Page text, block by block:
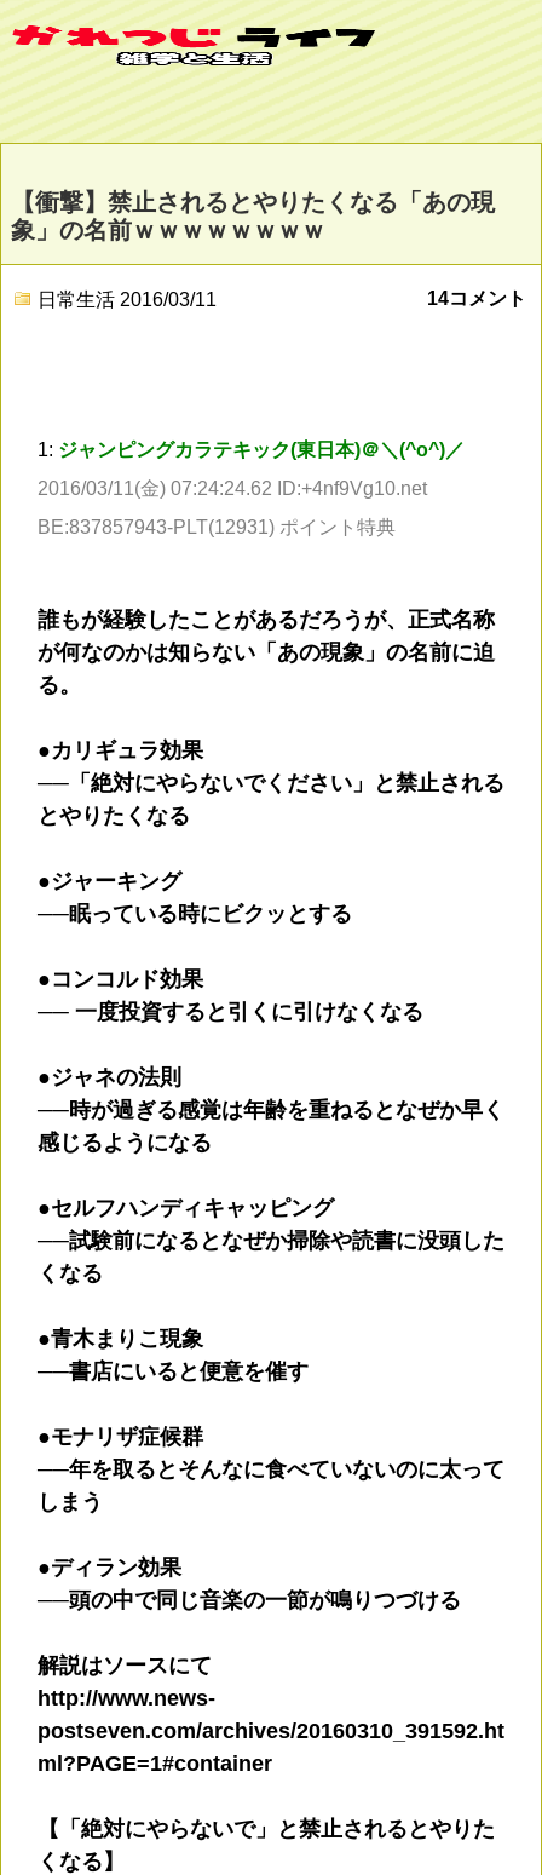
【衝撃】禁止されるとやりたくなる「あの現
象」の名前ｗｗｗｗｗｗｗｗ
日常生活 2016/03/11 14コメント
1: ジャンピングカラテキック(東日本)＠＼(^o^)／
2016/03/11(金) 07:24:24.62 ID:+4nf9Vg10.net
BE:837857943-PLT(12931) ポイント特典
誰もが経験したことがあるだろうが、正式名称
が何なのかは知らない「あの現象」の名前に迫
る。
●カリギュラ効果
──「絶対にやらないでください」と禁止される
とやりたくなる
●ジャーキング
──眠っている時にビクッとする
●コンコルド効果
── 一度投資すると引くに引けなくなる
●ジャネの法則
──時が過ぎる感覚は年齢を重ねるとなぜか早く
感じるようになる
●セルフハンディキャッピング
──試験前になるとなぜか掃除や読書に没頭した
くなる
●青木まりこ現象
──書店にいると便意を催す
●モナリザ症候群
──年を取るとそんなに食べていないのに太って
しまう
●ディラン効果
──頭の中で同じ音楽の一節が鳴りつづける
解説はソースにて
http://www.news-
postseven.com/archives/20160310_391592.ht
ml?PAGE=1#container
【「絶対にやらないで」と禁止されるとやりた
くなる】